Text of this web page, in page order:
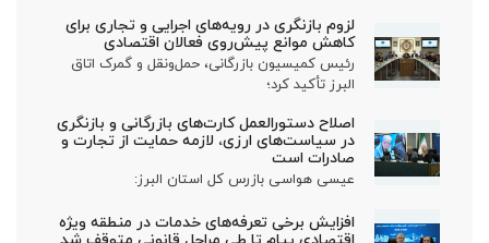
لزوم بازنگری در رویه‌های اجرایی و تجاری برای
کاهش موانع پیش‌روی فعالان اقتصادی
رئیس کمیسیون بازرگانی، حمل‌ونقل و گمرک اتاق
البرز تأکید کرد؛
اصلاح دستورالعمل کارت‌های بازرگانی و بازنگری
در سیاست‌های ارزی، لازمه حمایت از تجارت و
صادرات است
عیسی هواسی بازرس کل استان البرز:
افزایش برخی تعرفه‌های خدمات در منطقه ویژه